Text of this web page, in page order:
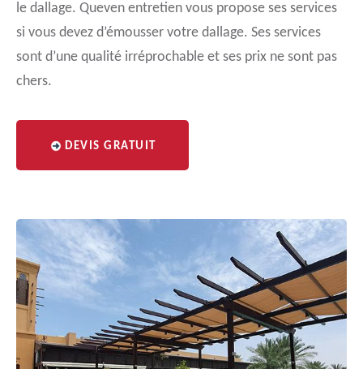
le dallage. Queven entretien vous propose ses services
si vous devez d’émousser votre dallage. Ses services
sont d’une qualité irréprochable et ses prix ne sont pas
chers.
DEVIS GRATUIT